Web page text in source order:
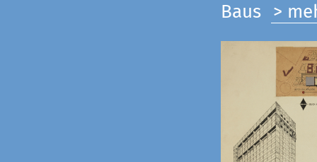
Baus
>